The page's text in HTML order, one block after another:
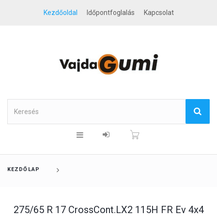
Kezdőoldal Időpontfoglalás Kapcsolat
KEZDŐLAP
275/65 R 17 CrossCont.LX2 115H FR Ev 4x4